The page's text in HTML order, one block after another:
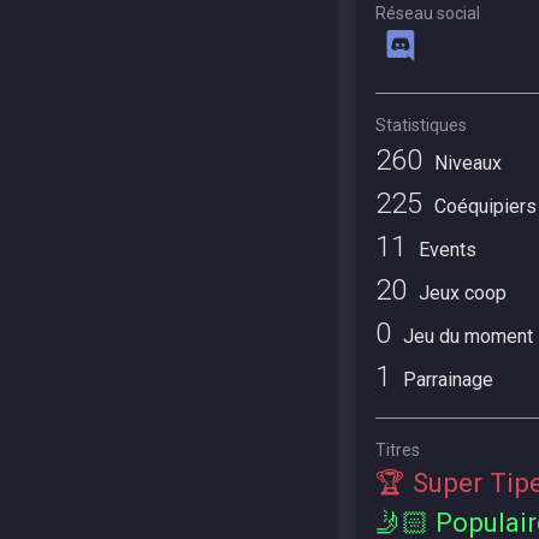
Réseau social
Statistiques
260 Niveaux
225 Coéquipiers
11 Events
20 Jeux coop
0 Jeu du moment
1 Parrainage
Titres
🏆 Super
🤳🏻